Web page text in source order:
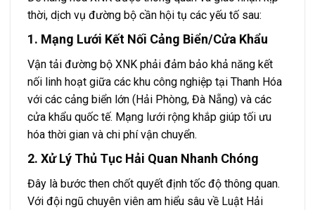
thời, dịch vụ đường bộ cần hội tụ các yếu tố sau:
1. Mạng Lưới Kết Nối Cảng Biển/Cửa Khẩu
Vận tải đường bộ XNK phải đảm bảo khả năng kết
nối linh hoạt giữa các khu công nghiệp tại Thanh Hóa
với các cảng biển lớn (Hải Phòng, Đà Nẵng) và các
cửa khẩu quốc tế. Mạng lưới rộng khắp giúp tối ưu
hóa thời gian và chi phí vận chuyển.
2. Xử Lý Thủ Tục Hải Quan Nhanh Chóng
Đây là bước then chốt quyết định tốc độ thông quan.
Với đội ngũ chuyên viên am hiểu sâu về Luật Hải